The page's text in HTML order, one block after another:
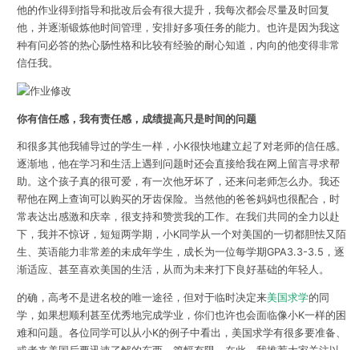
他的作业得到指导和批改后会有很大提升，我每次都会尽量及时回复
他，并逐渐锻炼他时间管理，安排好多项任务的能力。也许是因为我这
种有问必答的热心肠性格和比较有经验的耐心知道，内向的他变得非常
信任我。
你有信任感，我有责任感，成绩提高只是时间的问题
和很多其他我辅导过的学生一样，小K很快地建立起了对老师的信任感。
逐渐地，他在学习和生活上遇到问题时还会直接给我在网上留言寻求帮
助。这个孩子真的很可爱，有一次他牙坏了，还来问老师怎么办。我还
帮他在网上查询可以购买的牙齿保险。当然他的爸爸妈妈也很配合，时
常表达出感激和庆幸，很支持和赞赏我的工作。在我们共同的全力以赴
下，我并不惊讶，短短两学期，小K同学从一个对美国的一切都胆怯又陌
生、英语能力非常差的未成年学生，成长为一位每学期GPA3.3-3.5，逐
渐适应、甚至喜欢美国的生活，从而为未来打下良好基础的年轻人。
的确，高考不是进名校的唯一途径，但对于临时决定来美国求学的同
学，如果想顺利甚至优秀地完成学业，你们也许也会面临像小K一样的困
难和问题。各位同学可以从小K的例子中看出，美国求学有很多要准备、